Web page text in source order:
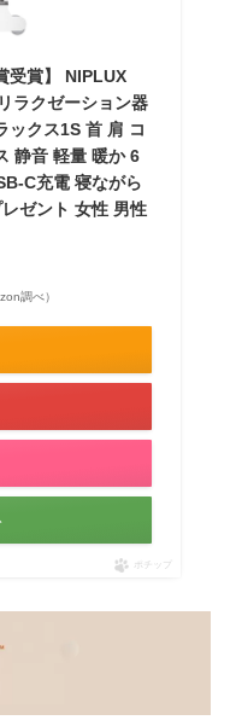
受賞】 NIPLUX
ラクゼーション器
ックス1S 首 肩 コ
静音 軽量 暖か 6
C充電 寝ながら
ゼント 女性 男性
調べ）
ポチップ